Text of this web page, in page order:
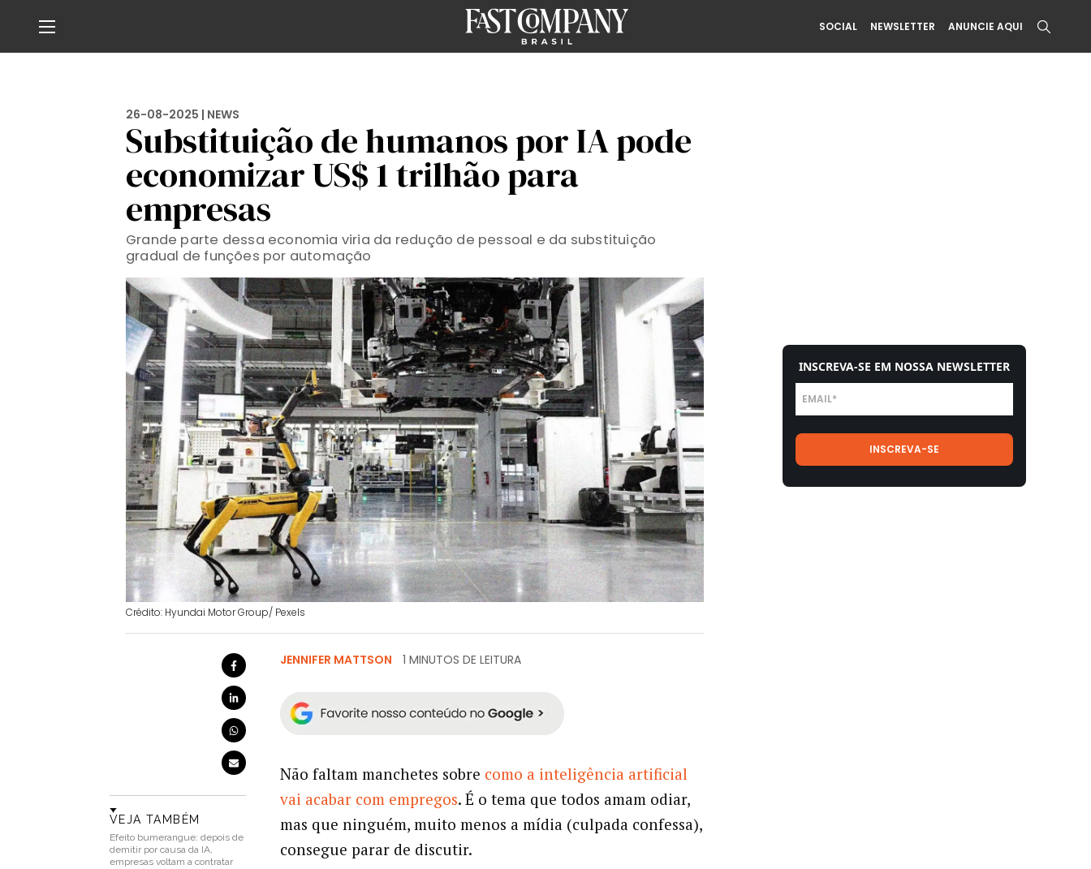
SOCIAL NEWSLETTER ANUNCIE AQUI
26-08-2025 | NEWS
Substituição de humanos por IA pode
economizar US$ 1 trilhão para
empresas
Grande parte dessa economia viria da redução de pessoal e da substituição
gradual de funções por automação
Crédito: Hyundai Motor Group/ Pexels
VEJA TAMBÉM
Efeito bumerangue: depois de
demitir por causa da IA,
empresas voltam a contratar
JENNIFER MATTSON 1 MINUTOS DE LEITURA
Não faltam manchetes sobre como a inteligência artificial
vai acabar com empregos. É o tema que todos amam odiar,
mas que ninguém, muito menos a mídia (culpada confessa),
consegue parar de discutir.
INSCREVA-SE EM NOSSA NEWSLETTER